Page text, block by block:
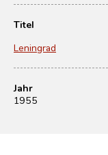
Titel
Leningrad
Jahr
1955